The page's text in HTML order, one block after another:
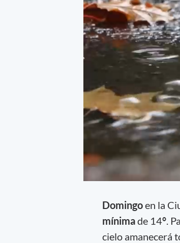
Domingoen la
mínimade 14°.
cielo amanecerá